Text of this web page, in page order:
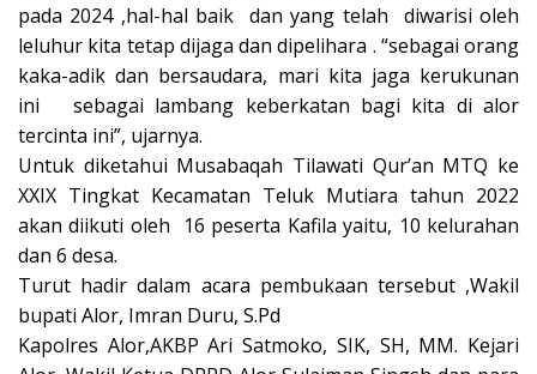
pada 2024 ,hal-hal baik dan yang telah diwarisi oleh
leluhur kita tetap dijaga dan dipelihara . “sebagai orang
kaka-adik dan bersaudara, mari kita jaga kerukunan
ini sebagai lambang keberkatan bagi kita di alor
tercinta ini”, ujarnya.
Untuk diketahui Musabaqah Tilawati Qur’an MTQ ke
XXIX Tingkat Kecamatan Teluk Mutiara tahun 2022
akan diikuti oleh 16 peserta Kafila yaitu, 10 kelurahan
dan 6 desa.
Turut hadir dalam acara pembukaan tersebut ,Wakil
bupati Alor, Imran Duru, S.Pd
Kapolres Alor,AKBP Ari Satmoko, SIK, SH, MM. Kejari